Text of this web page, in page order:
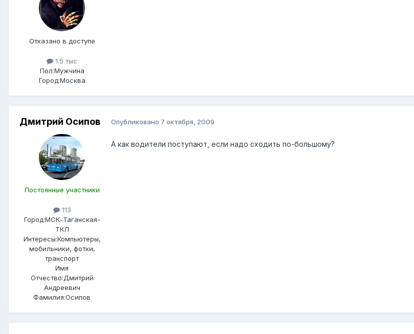
Отказано в доступе
1.5 тыс
Пол:Мужчина
Город:Москва
Дмитрий Осипов
Постоянные участники
113
Город:МСК-Таганская-
ТКЛ
Интересы:Компьютеры,
мобильники, фотки,
транспорт
Имя
Отчество:Дмитрий
Андреевич
Фамилия:Осипов
Опубликовано 7 октября, 2009
А как водители поступают, если надо сходить по-большому?